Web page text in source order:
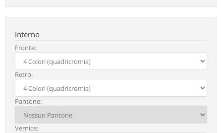
Interno
Fronte:
Retro:
Pantone:
Vernice: